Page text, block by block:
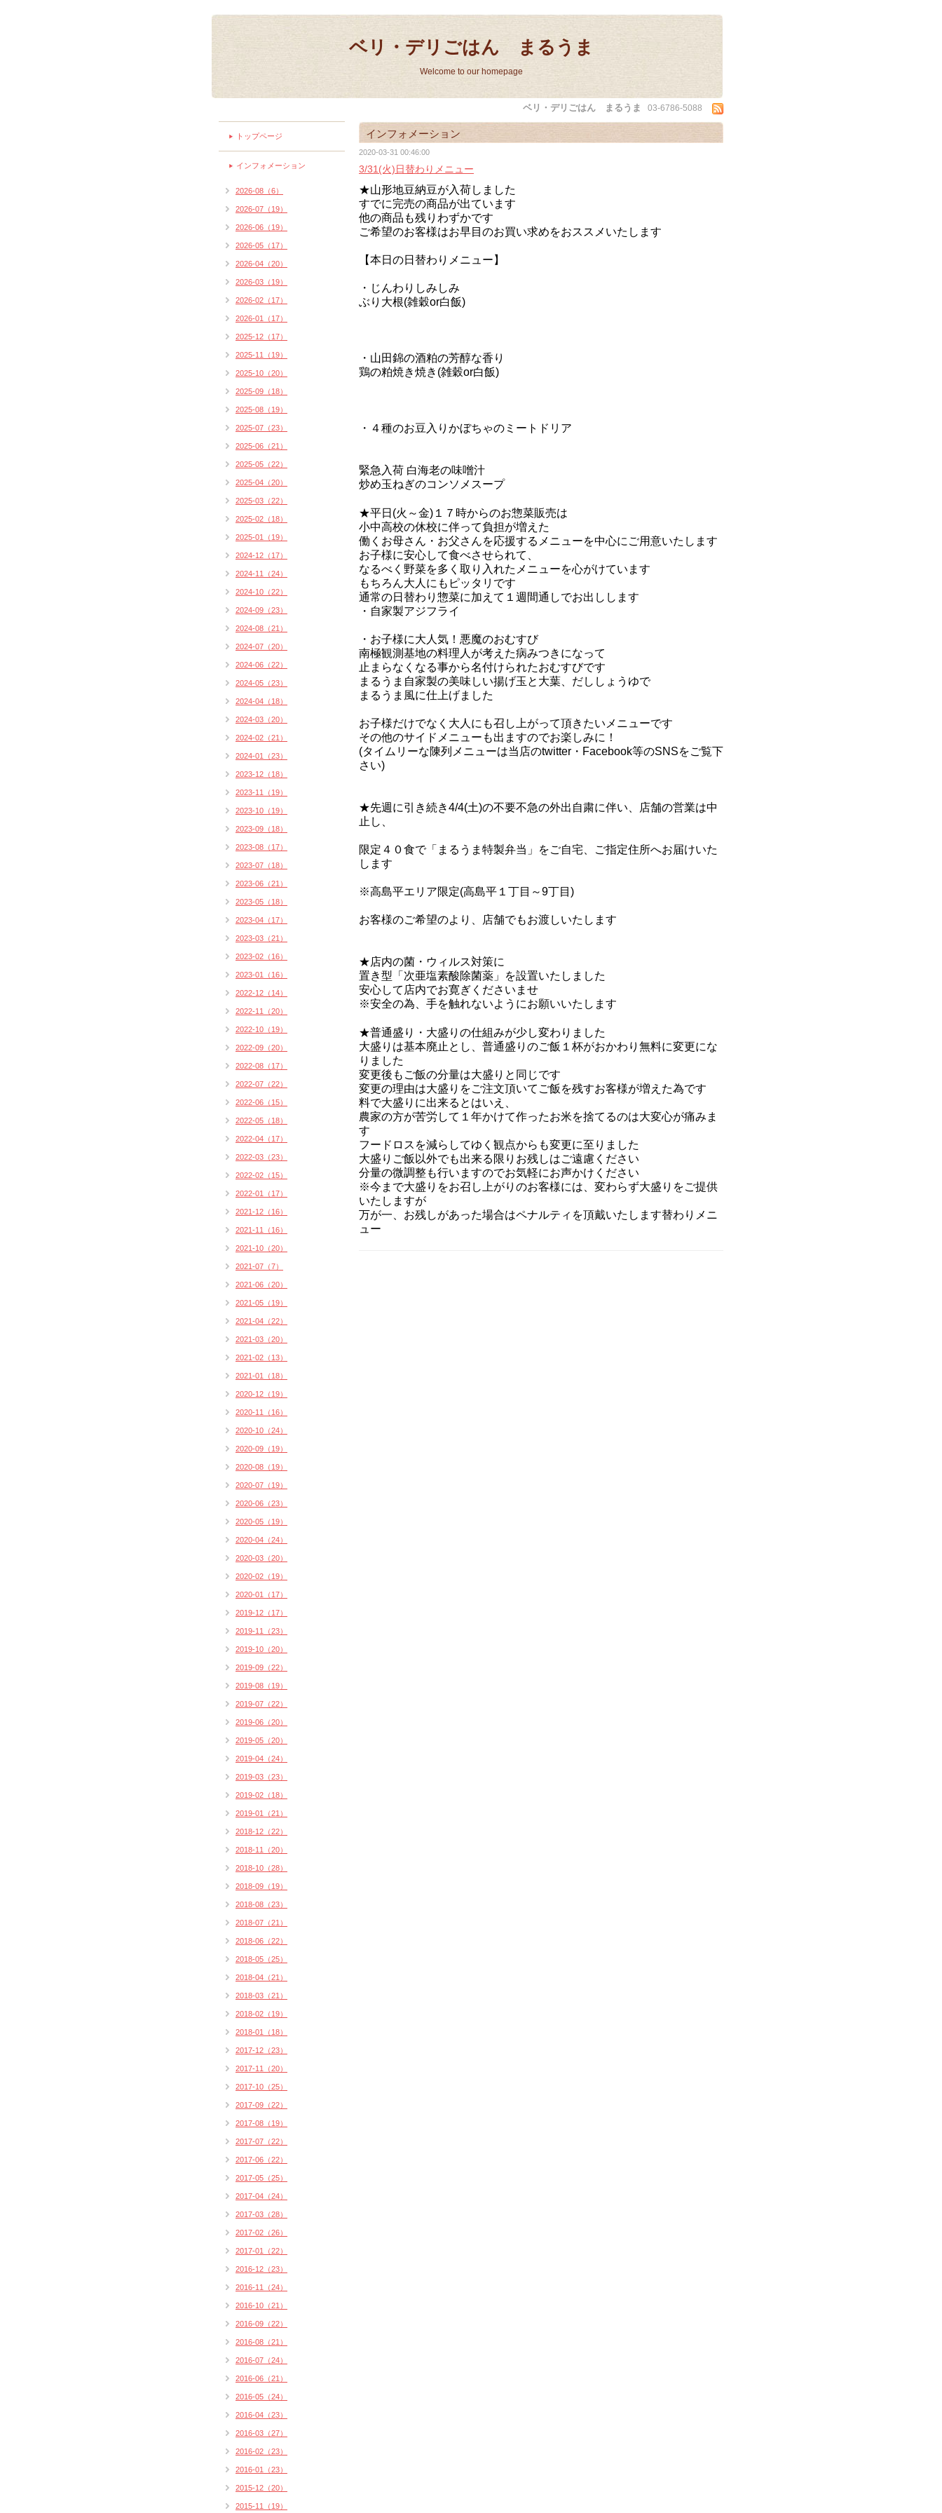
ベリ・デリごはん まるうま
Welcome to our homepage
ベリ・デリごはん まるうま 03-6786-5088
インフォメーション
2020-03-31 00:46:00
3/31(火)日替わりメニュー
★山形地豆納豆が入荷しました
すでに完売の商品が出ています
他の商品も残りわずかです
ご希望のお客様はお早目のお買い求めをおススメいたします
【本日の日替わりメニュー】
・じんわりしみしみ
ぶり大根(雑穀or白飯)
・山田錦の酒粕の芳醇な香り
鶏の粕焼き焼き (雑穀or白飯)
・４種のお豆入り かぼちゃのミートドリア
緊急入荷 白海老の味噌汁
炒め玉ねぎのコンソメスープ
★平日(火～金)１７時からのお惣菜販売は
小中高校の休校に伴って負担が増えた
働くお母さん・お父さんを応援するメニューを中心に ご用意いたします
お子様に安心して食べさせられて、
なるべく野菜を多く取り入れたメニューを心がけています
もちろん大人にもピッタリです
通常の日替わり惣菜に加えて１週間通しでお出しします
・自家製アジフライ
・お子様に大人気！ 悪魔のおむすび
南極観測基地の料理人が考えた病みつきになって
止まらなくなる事から名付けられたおむすびです
まるうま自家製の美味しい揚げ玉と大葉、だししょうゆで
まるうま風に仕上げました
お子様だけでなく大人にも召し上がって頂きたいメニューです
その他のサイドメニューも出ますのでお楽しみに！
(タイムリーな陳列メニューは当店のtwitter・Facebook等のSNSをご覧下
さい)
★先週に引き続き4/4(土)の不要不急の外出自粛に伴い、
店舗の営業は中
止し、
限定４０食で「まるうま特製弁当」をご自宅、ご指定住所へお届けいた
します
※高島平エリア限定(高島平１丁目～9丁目)
お客様のご希望のより、店舗でもお渡しいたします
★店内の菌・ウィルス対策に
置き型「次亜塩素酸除菌薬」を設置いたしました
安心して店内でお寛ぎくださいませ
※安全の為、手を触れないようにお願いいたします
★普通盛り・大盛りの仕組みが少し変わりました
大盛りは基本廃止とし、普通盛りのご飯１杯がおかわり無料に変更にな
りました
変更後もご飯の分量は大盛りと同じです
変更の理由は大盛りをご注文頂いてご飯を残すお客様が増えた為です
料で大盛りに出来るとはいえ、
農家の方が苦労して１年かけて作ったお米を捨てるのは大変心が痛みま
す
フードロスを減らしてゆく観点からも変更に至りました
大盛りご飯以外でも出来る限りお残しはご遠慮ください
分量の微調整も行いますのでお気軽にお声かけください
※今まで大盛りをお召し上がりのお客様には、変わらず大盛りをご提供
いたしますが
万が一、お残しがあった場合はペナルティを頂戴いたします替わりメニ
ュー
トップページ
インフォメーション
2026-08（6）
2026-07（19）
2026-06（19）
2026-05（17）
2026-04（20）
2026-03（19）
2026-02（17）
2026-01（17）
2025-12（17）
2025-11（19）
2025-10（20）
2025-09（18）
2025-08（19）
2025-07（23）
2025-06（21）
2025-05（22）
2025-04（20）
2025-03（22）
2025-02（18）
2025-01（19）
2024-12（17）
2024-11（24）
2024-10（22）
2024-09（23）
2024-08（21）
2024-07（20）
2024-06（22）
2024-05（23）
2024-04（18）
2024-03（20）
2024-02（21）
2024-01（23）
2023-12（18）
2023-11（19）
2023-10（19）
2023-09（18）
2023-08（17）
2023-07（18）
2023-06（21）
2023-05（18）
2023-04（17）
2023-03（21）
2023-02（16）
2023-01（16）
2022-12（14）
2022-11（20）
2022-10（19）
2022-09（20）
2022-08（17）
2022-07（22）
2022-06（15）
2022-05（18）
2022-04（17）
2022-03（23）
2022-02（15）
2022-01（17）
2021-12（16）
2021-11（16）
2021-10（20）
2021-07（7）
2021-06（20）
2021-05（19）
2021-04（22）
2021-03（20）
2021-02（13）
2021-01（18）
2020-12（19）
2020-11（16）
2020-10（24）
2020-09（19）
2020-08（19）
2020-07（19）
2020-06（23）
2020-05（19）
2020-04（24）
2020-03（20）
2020-02（19）
2020-01（17）
2019-12（17）
2019-11（23）
2019-10（20）
2019-09（22）
2019-08（19）
2019-07（22）
2019-06（20）
2019-05（20）
2019-04（24）
2019-03（23）
2019-02（18）
2019-01（21）
2018-12（22）
2018-11（20）
2018-10（28）
2018-09（19）
2018-08（23）
2018-07（21）
2018-06（22）
2018-05（25）
2018-04（21）
2018-03（21）
2018-02（19）
2018-01（18）
2017-12（23）
2017-11（20）
2017-10（25）
2017-09（22）
2017-08（19）
2017-07（22）
2017-06（22）
2017-05（25）
2017-04（24）
2017-03（28）
2017-02（26）
2017-01（22）
2016-12（23）
2016-11（24）
2016-10（21）
2016-09（22）
2016-08（21）
2016-07（24）
2016-06（21）
2016-05（24）
2016-04（23）
2016-03（27）
2016-02（23）
2016-01（23）
2015-12（20）
2015-11（19）